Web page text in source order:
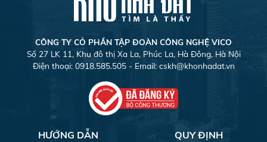
CÔNG TY CỎ PHẦN TẬP ĐOÀN CÔNG NGHỆ VICO
Số 27 LK 11, Khu đô thị Xa La, Phúc La, Hà Đông, Hà Nội
Điện thoại: 0918.585.505 - Email: cskh@khonhadat.vn
HƯỚNG DẪN QUY ĐỊNH